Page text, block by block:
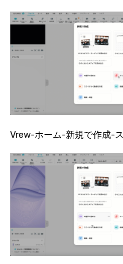
Vrew-ホーム-新規で作成-